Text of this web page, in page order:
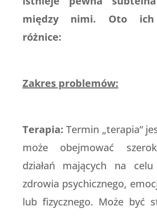
między nimi. Oto ich
różnice:
Zakres problemów:
Terapia: Termin „terapia”
może obejmować
działań mających na
zdrowia psychicznego,
lub fizycznego. Może być